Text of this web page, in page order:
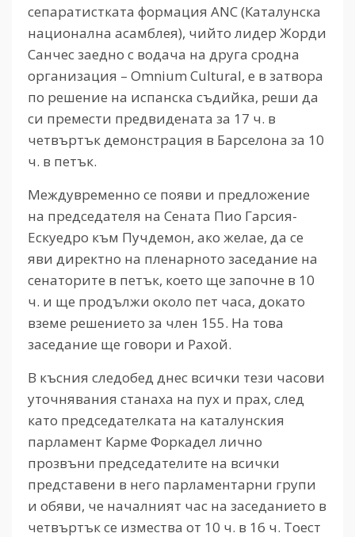
сепаратистката формация ANC (Каталунска
национална асамблея), чийто лидер Жорди
Санчес заедно с водача на друга сродна
организация – Omnium Cultural, е в затвора
по решение на испанска съдийка, реши да
си премести предвидената за 17 ч. в
четвъртък демонстрация в Барселона за 10
ч. в петък.
Междувременно се появи и предложение
на председателя на Сената Пио Гарсия-
Ескуедро към Пучдемон, ако желае, да се
яви директно на пленарното заседание на
сенаторите в петък, което ще започне в 10
ч. и ще продължи около пет часа, докато
вземе решението за член 155. На това
заседание ще говори и Рахой.
В късния следобед днес всички тези часови
уточнявания станаха на пух и прах, след
като председателката на каталунския
парламент Карме Форкадел лично
прозвъни председателите на всички
представени в него парламентарни групи
и обяви, че началният час на заседанието в
четвъртък се измества от 10 ч. в 16 ч. Тоест